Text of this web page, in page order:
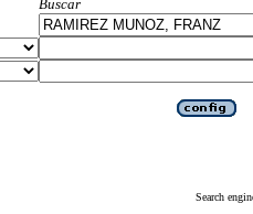
Buscar
Search